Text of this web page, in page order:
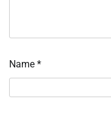
Name *